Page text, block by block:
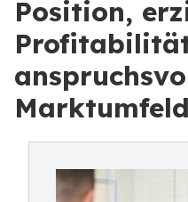
Position,
Marktumfeld